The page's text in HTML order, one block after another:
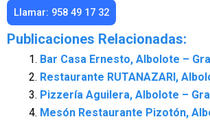
Llamar: 958 49 17 32
Publicaciones Relacionadas:
Bar Casa Ernesto, Albolote –
Restaurante RUTANAZARI,
Pizzería Aguilera, Albolote –
Mesón Restaurante Pizotón,